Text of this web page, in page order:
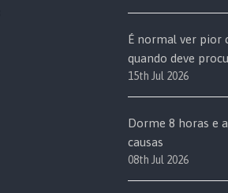
É normal ver pior
quando deve
15th Jul 2026
Dorme 8 horas e
causas
08th Jul 2026